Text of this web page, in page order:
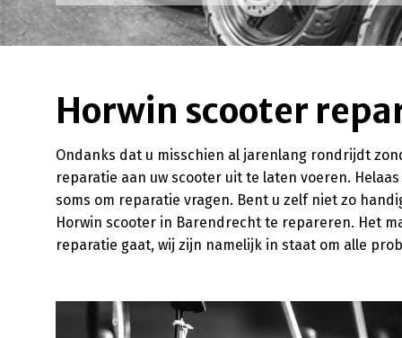
Horwin scooter
Ondanks dat u misschien al jarenlang rondrijdt
reparatie aan uw scooter uit te laten voeren.
soms om reparatie vragen. Bent u zelf niet zo
Horwin scooter in Barendrecht te repareren. Het
reparatie gaat, wij zijn namelijk in staat om alle